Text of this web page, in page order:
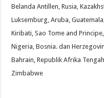
Belanda Antillen, Rusia,
Luksemburg, Aruba,
Kiribati, Sao Tome and
Nigeria, Bosnia. dan
Bahrain, Republik Afrika
Zimbabwe